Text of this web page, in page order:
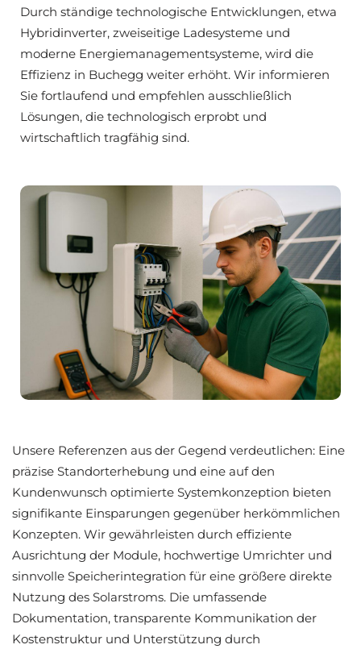
Durch ständige technologische Entwicklungen, etwa
Hybridinverter, zweiseitige Ladesysteme und
moderne Energiemanagementsysteme, wird die
Effizienz in Buchegg weiter erhöht. Wir informieren
Sie fortlaufend und empfehlen ausschließlich
Lösungen, die technologisch erprobt und
wirtschaftlich tragfähig sind.
Unsere Referenzen aus der Gegend verdeutlichen: Eine
präzise Standorterhebung und eine auf den
Kundenwunsch optimierte Systemkonzeption bieten
signifikante Einsparungen gegenüber herkömmlichen
Konzepten. Wir gewährleisten durch effiziente
Ausrichtung der Module, hochwertige Umrichter und
sinnvolle Speicherintegration für eine größere direkte
Nutzung des Solarstroms. Die umfassende
Dokumentation, transparente Kommunikation der
Kostenstruktur und Unterstützung durch